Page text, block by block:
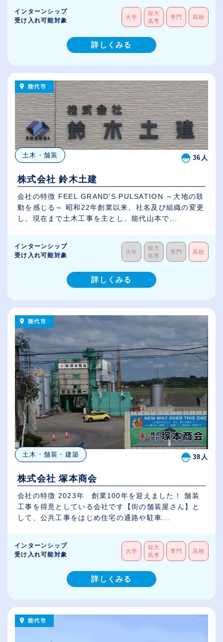
インターンシップ
受け入れ可能対象
大学
短大
高専
専門 高校
詳しくみる
能代市
土木・舗装 36人
株式会社 鈴木土建
会社の特徴 FEEL GRAND'S PULSATION ～大地の鼓
動を感じる～ 昭和22年創業以来、社名及び組織の変更
し、現在まで土木工事を主とし、能代山本で...
インターンシップ
受け入れ可能対象
大学
短大
高専
専門 高校
詳しくみる
能代市
土木・舗装・建築 38人
株式会社 塚本商会
会社の特徴 2023年 創業100年を迎えました！ 舗装
工事を得意としている会社です【街の舗装屋さん】と
して、公共工事をはじめ住宅の通路や駐車...
インターンシップ
受け入れ可能対象
大学
短大
高専
専門 高校
詳しくみる
能代市